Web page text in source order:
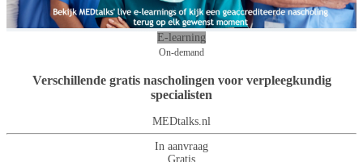
E-learning
On-demand
Verschillende gratis nascholingen voor verpleegkundig
specialisten
MEDtalks.nl
In aanvraag
Gratis